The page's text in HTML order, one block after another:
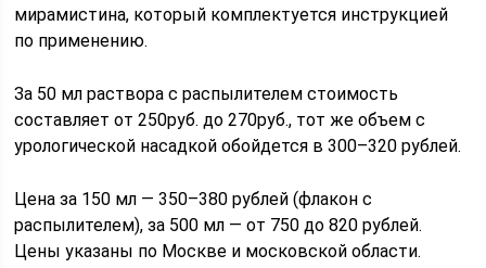
мирамистина, который комплектуется инструкцией
по применению.
За 50 мл раствора с распылителем стоимость
составляет от 250руб. до 270руб., тот же объем с
урологической насадкой обойдется в 300–320 рублей.
Цена за 150 мл — 350–380 рублей (флакон с
распылителем), за 500 мл — от 750 до 820 рублей.
Цены указаны по Москве и московской области.